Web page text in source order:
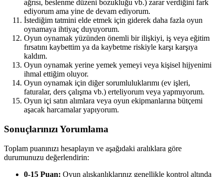
ağrısı, beslenme düzeni bozukluğu vb.) zarar verdiğini fark
ediyorum ama yine de devam ediyorum.
İstediğim tatmini elde etmek için giderek daha fazla oyun
oynamaya ihtiyaç duyuyorum.
Oyun oynamak yüzünden önemli bir ilişkiyi, iş veya eğitim
fırsatını kaybettim ya da kaybetme riskiyle karşı karşıya
kaldım.
Oyun oynamak yerine yemek yemeyi veya kişisel hijyenimi
ihmal ettiğim oluyor.
Oyun oynamak için diğer sorumluluklarımı (ev işleri,
faturalar, ders çalışma vb.) erteliyorum veya yapmıyorum.
Oyun içi satın alımlara veya oyun ekipmanlarına bütçemi
aşacak harcamalar yapıyorum.
Sonuçlarınızı Yorumlama
Toplam puanınızı hesaplayın ve aşağıdaki aralıklara göre
durumunuzu değerlendirin:
0-15 Puan: Oyun alışkanlıklarınız genellikle kontrol altında